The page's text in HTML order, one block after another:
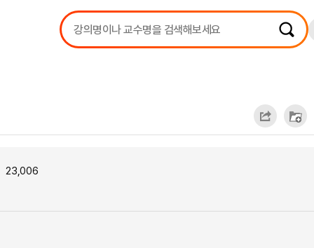
강의리스트
수강확인증강의
23,006